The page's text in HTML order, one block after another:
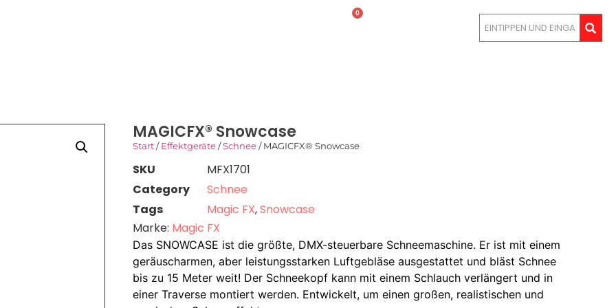
0
MAGICFX® Snowcase
Start/Effektgeräte/Schnee/ MAGICFX® Snowcase
SKU
MFX1701
Category
Schnee
Tags
Magic FX,Snowcase
Marke: Magic FX
Das SNOWCASE ist die größte, DMX-steuerbare Schneemaschine. Er ist mit einem
geräuscharmen, aber leistungsstarken Luftgebläse ausgestattet und bläst Schnee
bis zu 15 Meter weit! Der Schneekopf kann mit einem Schlauch verlängert und in
einer Traverse montiert werden. Entwickelt, um einen großen, realistischen und